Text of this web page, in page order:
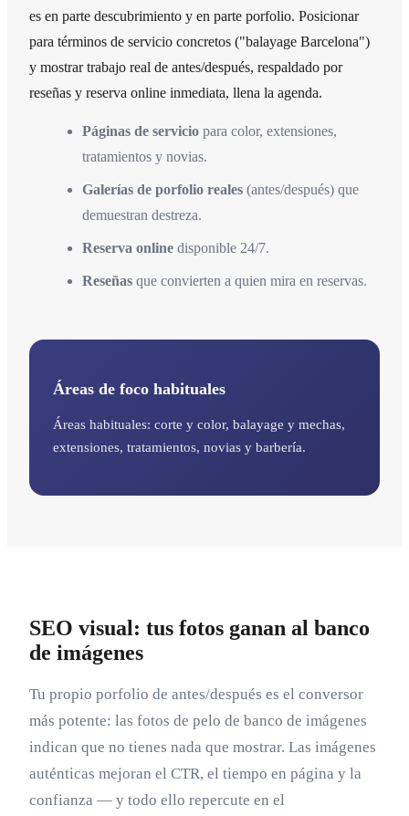
es en parte descubrimiento y en parte porfolio. Posicionar
para términos de servicio concretos ("balayage Barcelona")
y mostrar trabajo real de antes/después, respaldado por
reseñas y reserva online inmediata, llena la agenda.
Páginas de serviciopara color, extensiones,
tratamientos y novias.
Galerías de porfolio reales(antes/después) que
demuestran destreza.
Reserva onlinedisponible 24/7.
Reseñasque convierten a quien mira en reservas.
Áreas de foco habituales
Áreas habituales: corte y color, balayage y mechas,
extensiones, tratamientos, novias y barbería.
SEO visual: tus fotos ganan al banco
de imágenes
Tu propio porfolio de antes/después es el conversor
más potente: las fotos de pelo de banco de imágenes
indican que no tienes nada que mostrar. Las imágenes
auténticas mejoran el CTR, el tiempo en página y la
confianza — y todo ello repercute en el